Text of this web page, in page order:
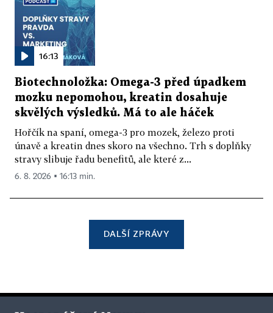
16:13
Biotechnoložka: Omega-3 před úpadkem
mozku nepomohou, kreatin dosahuje
skvělých výsledků. Má to ale háček
Hořčík na spaní, omega-3 pro mozek, železo proti
únavě a kreatin dnes skoro na všechno. Trh s doplňky
stravy slibuje řadu benefitů, ale které z...
6. 8. 2026 ▪ 16:13 min.
DALŠÍ ZPRÁVY